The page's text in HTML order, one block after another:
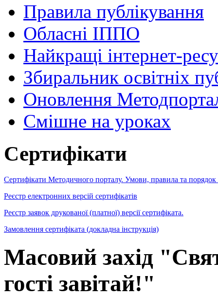
Правила публікування
Обласні ІППО
Найкращі інтернет-
Збиральник освітніх
Оновлення
Cмішне на уроках
Сертифікати
Сертифікати Методичного порталу. Умови, правила та порядок
Реєстр електронних версій сертифікатів
Реєстр заявок друкованої (платної) версії сертифіката.
Замовлення сертифіката (докладна інструкція)
Масовий захід
гості завітай!"